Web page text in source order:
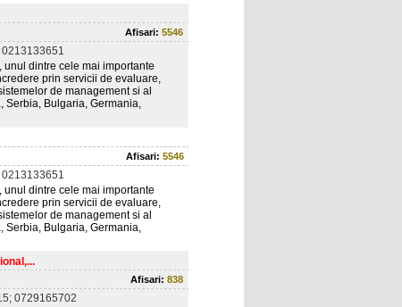
Afisari: 5546
dintre cele mai importante
prin servicii de evaluare,
de management si al
Serbia, Bulgaria, Germania,
Afisari: 5546
dintre cele mai importante
prin servicii de evaluare,
de management si al
Serbia, Bulgaria, Germania,
Afisari: 838
0729165702